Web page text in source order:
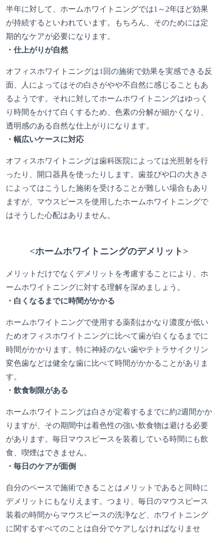
半年に対して、ホームホワイトニングでは1～2年ほど効果
が持続するといわれています。もちろん、そのためには定
期的なケアが必要になります。
・仕上がりが自然
オフィスホワイトニングは1回の施術で効果を実感できる反
面、人によってはその白さがやや不自然に感じることもあ
るようです。それに対してホームホワイトニングはゆっく
り時間をかけて白くするため、色素の分解が細かくなり、
透明感のある自然な仕上がりになります。
・幅広いケースに対応
オフィスホワイトニングは歯科医院によっては光照射を行
ったり、開口器具を使ったりします。歯並びや口の大きさ
によってはこうした施術を受けることが難しい場合もあり
ますが、マウスピースを使用したホームホワイトニングで
はそうした心配はありません。
<ホームホワイトニングのデメリット>
メリットだけでなくデメリットを考慮することにより、ホ
ームホワイトニングに対する理解を深めましょう。
・白くなるまでに時間がかかる
ホームホワイトニングで使用する薬剤はかなり濃度が低い
ためオフィスホワイトニングに比べて歯が白くなるまでに
時間がかかります。特に神経のない歯やテトラサイクリン
変色歯などは健全な歯に比べて時間がかかることがありま
す。
・飲食制限がある
ホームホワイトニングは白さが定着するまでに約2週間かか
りますが、その期間中は着色性の強い飲食物は避ける必要
があります。毎日マウスピースを装着している時間にも飲
食、喫煙はできません。
・毎日のケアが面倒
自分のペースで施術できることはメリットであると同時に
デメリットにもなりえます。つまり、毎日のマウスピース
装着の時間からマウスピースの洗浄など、ホワイトニング
に関するすべてのことは自分でケアしなければなりませ